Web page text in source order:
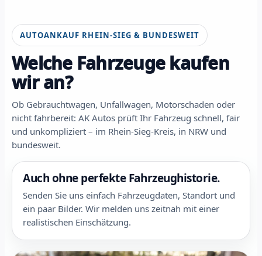
AUTOANKAUF RHEIN-SIEG & BUNDESWEIT
Welche Fahrzeuge kaufen
wir an?
Ob Gebrauchtwagen, Unfallwagen, Motorschaden oder
nicht fahrbereit: AK Autos prüft Ihr Fahrzeug schnell, fair
und unkompliziert – im Rhein-Sieg-Kreis, in NRW und
bundesweit.
Auch ohne perfekte Fahrzeughistorie.
Senden Sie uns einfach Fahrzeugdaten, Standort und
ein paar Bilder. Wir melden uns zeitnah mit einer
realistischen Einschätzung.